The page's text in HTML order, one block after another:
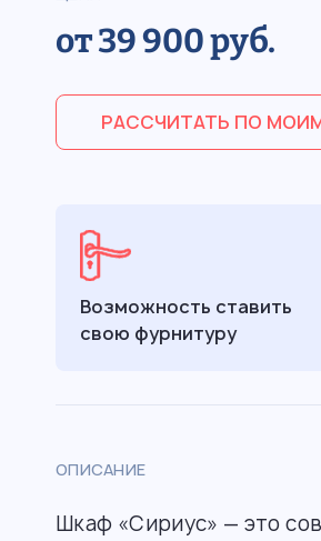
от 39 900 руб.
РАССЧИТАТЬ ПО
Возможность ставить
свою фурнитуру
ОПИСАНИЕ
Шкаф «Сириус» — это